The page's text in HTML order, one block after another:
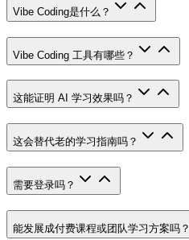
Vibe Coding是什么？
Vibe Coding 工具有哪些？
这能证明 AI 学习效果吗？
这会替代老的学习指南吗？
需要登录吗？
能发展成付费课程或团队学习方案吗？